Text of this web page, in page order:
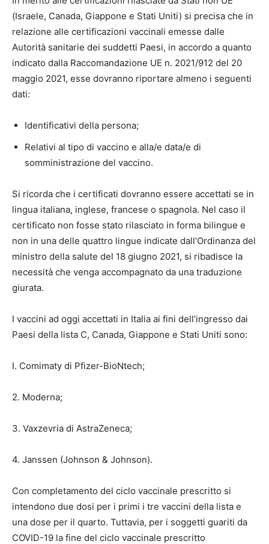
(Israele, Canada, Giappone e Stati Uniti) si precisa che in
relazione alle certificazioni vaccinali emesse dalle
Autorità sanitarie dei suddetti Paesi, in accordo a quanto
indicato dalla Raccomandazione UE n. 2021/912 del 20
maggio 2021, esse dovranno riportare almeno i seguenti
dati:
Identificativi della persona;
Relativi al tipo di vaccino e alla/e data/e di
somministrazione del vaccino.
Si ricorda che i certificati dovranno essere accettati se in
lingua italiana, inglese, francese o spagnola. Nel caso il
certificato non fosse stato rilasciato in forma bilingue e
non in una delle quattro lingue indicate dall’Ordinanza del
ministro della salute del 18 giugno 2021, si ribadisce la
necessità che venga accompagnato da una traduzione
giurata.
I vaccini ad oggi accettati in Italia ai fini dell’ingresso dai
Paesi della lista C, Canada, Giappone e Stati Uniti sono:
I. Comimaty di Pfizer-BioNtech;
2. Moderna;
3. Vaxzevria di AstraZeneca;
4. Janssen (Johnson & Johnson).
Con completamento del ciclo vaccinale prescritto si
intendono due dosi per i primi i tre vaccini della lista e
una dose per il quarto. Tuttavia, per i soggetti guariti da
COVID-19 la fine del ciclo vaccinale prescritto